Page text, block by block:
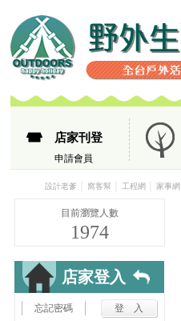
店家刊登
申請會員
設計老爹 窩客幫 工程網 家事網
目前瀏覽人數
1974
店家登入
忘記密碼